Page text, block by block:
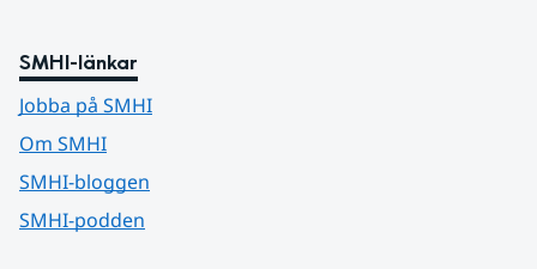
SMHI-länkar
Jobba på SMHI
Om SMHI
SMHI-bloggen
SMHI-podden